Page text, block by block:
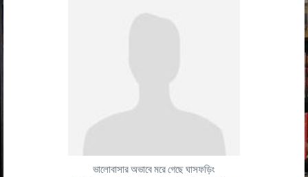
ভালোবাসার অভাবে মরে গেছে ঘাসফড়িং